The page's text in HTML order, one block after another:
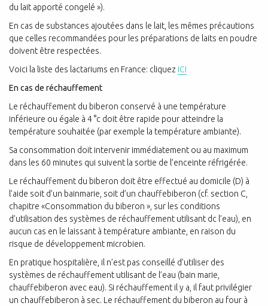
du lait apporté congelé »).
En cas de substances ajoutées dans le lait, les mêmes précautions
que celles recommandées pour les préparations de laits en poudre
doivent être respectées.
Voici la liste des lactariums en France: cliquez ICI
En cas de réchauffement
Le réchauffement du biberon conservé à une température
inférieure ou égale à 4 °c doit être rapide pour atteindre la
température souhaitée (par exemple la température ambiante).
Sa consommation doit intervenir immédiatement ou au maximum
dans les 60 minutes qui suivent la sortie de l’enceinte réfrigérée.
Le réchauffement du biberon doit être effectué au domicile (D) à
l’aide soit d’un bainmarie, soit d’un chauffebiberon (cf. section C,
chapitre «Consommation du biberon », sur les conditions
d’utilisation des systèmes de réchauffement utilisant dc l’eau), en
aucun cas en le laissant à température ambiante, en raison du
risque de développement microbien.
En pratique hospitalière, il n’est pas conseillé d’utiliser des
systèmes de réchauffement utilisant de l’eau (bain marie,
chauffebiberon avec eau). Si réchauffement il y a, il faut privilégier
un chauffebiberon à sec. Le réchauffement du biberon au four à